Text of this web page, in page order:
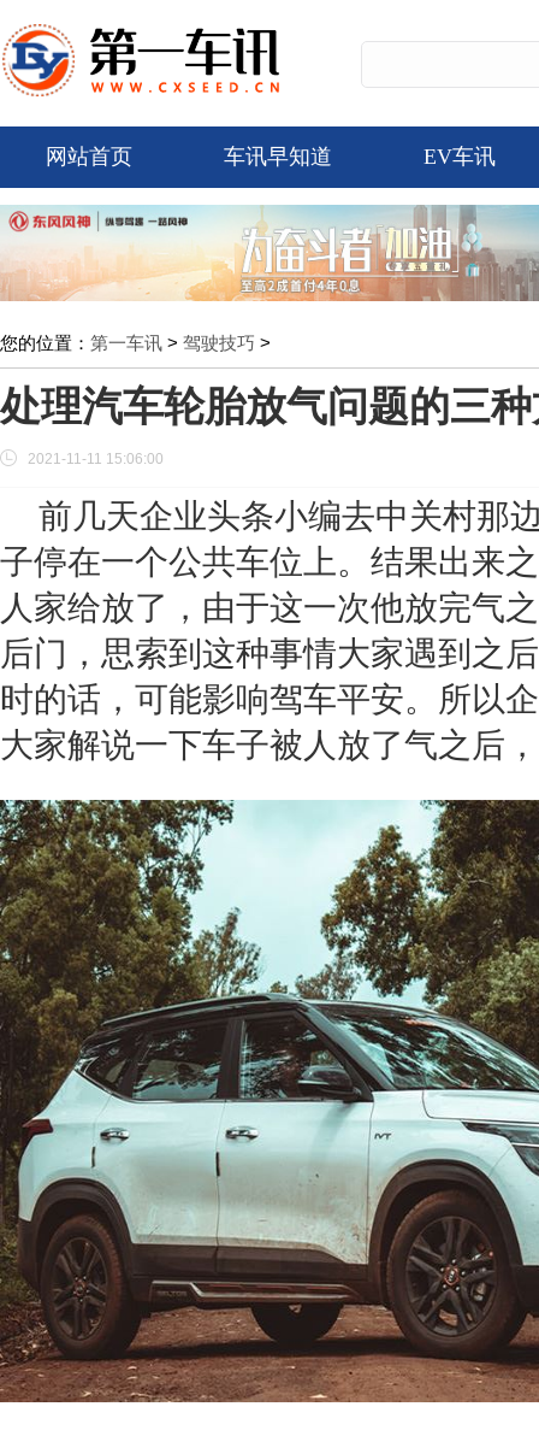
网站首页 车讯早知道 EV车讯
您的位置： 第一车讯 > 驾驶技巧 >
处理汽车轮胎放气问题的三
2021-11-11 15:06:00
前几天企业头条小编去中关村那
子停在一个公共车位上。结果出来
人家给放了，由于这一次他放完气
后门，思索到这种事情大家遇到之
时的话，可能影响驾车平安。所以
大家解说一下车子被人放了气之后